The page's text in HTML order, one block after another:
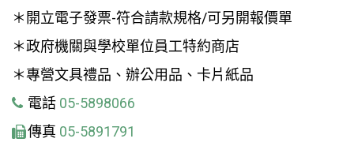
＊開立電子發票-符合請款規格/可另開報價單
＊政府機關與學校單位員工特約商店
＊專營文具禮品、辦公用品、卡片紙品
電話 05-5898066
傳真 05-5891791